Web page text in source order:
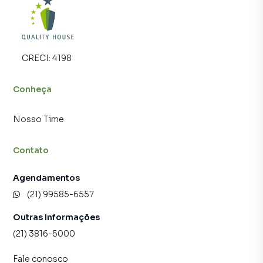
CRECI: 4198
Conheça
Nosso Time
Contato
Agendamentos
(21) 99585-6557
Outras Informações
(21) 3816-5000
Fale conosco